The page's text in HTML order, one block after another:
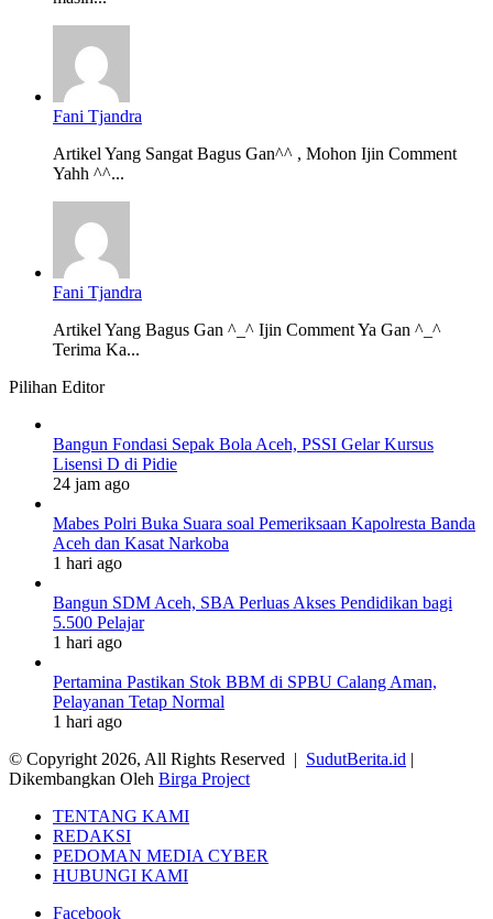
Fani Tjandra
Artikel Yang Sangat Bagus Gan^^ , Mohon Ijin Comment
Yahh ^^...
Fani Tjandra
Artikel Yang Bagus Gan ^_^ Ijin Comment Ya Gan ^_^
Terima Ka...
Pilihan Editor
Bangun Fondasi Sepak Bola Aceh, PSSI Gelar Kursus
Lisensi D di Pidie
24 jam ago
Mabes Polri Buka Suara soal Pemeriksaan Kapolresta Banda
Aceh dan Kasat Narkoba
1 hari ago
Bangun SDM Aceh, SBA Perluas Akses Pendidikan bagi
5.500 Pelajar
1 hari ago
Pertamina Pastikan Stok BBM di SPBU Calang Aman,
Pelayanan Tetap Normal
1 hari ago
© Copyright 2026, All Rights Reserved | SudutBerita.id |
Dikembangkan Oleh Birga Project
TENTANG KAMI
REDAKSI
PEDOMAN MEDIA CYBER
HUBUNGI KAMI
Facebook